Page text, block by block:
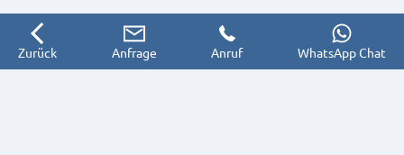
Zurück Anfrage Anruf WhatsApp Chat